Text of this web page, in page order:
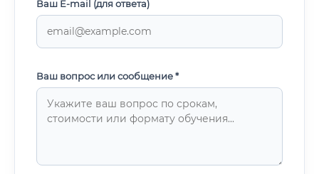
Ваш E-mail (для ответа)
Ваш вопрос или сообщение *